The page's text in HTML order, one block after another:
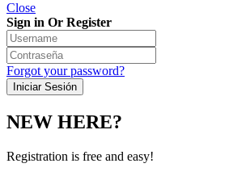
Close
Sign in Or Register
Forgot your password?
NEW HERE?
Registration is free and easy!